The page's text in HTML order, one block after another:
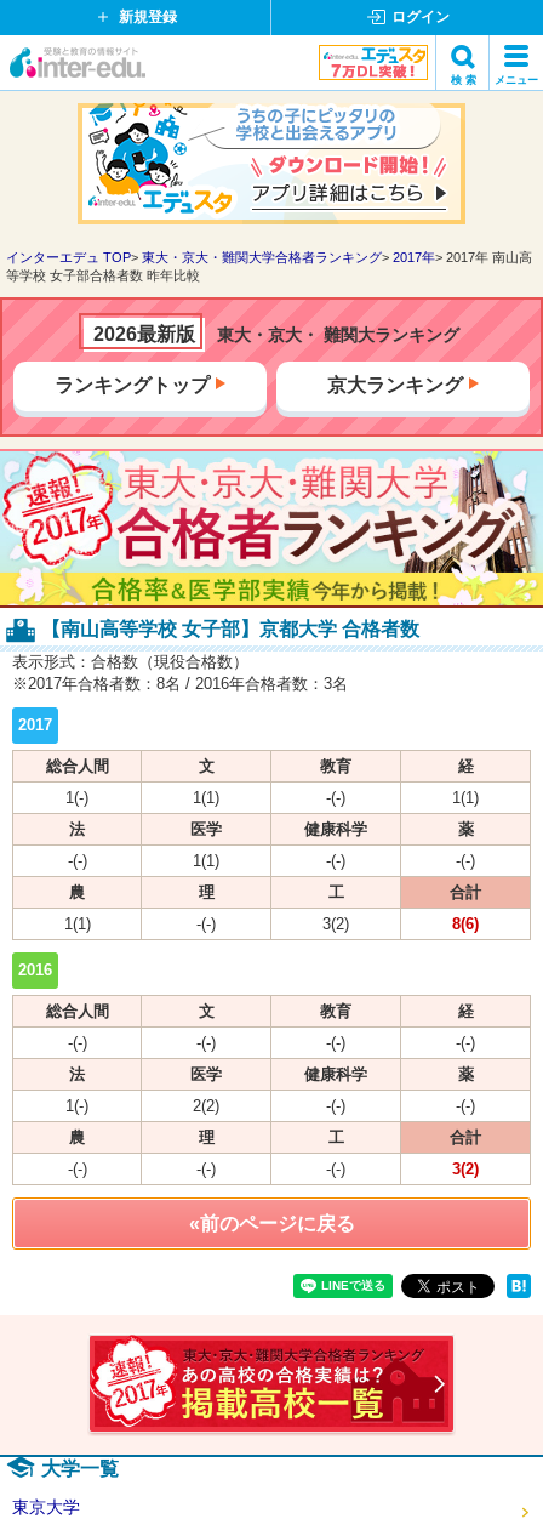
新規登録 ログイン
イ
ド
ッ
ト
検 索 メニュー
検索
インターエデュ TOP 東大・京大・難関大学合格者ランキング 2017年
2017年 南山高
等学校 女子部合格者数 昨年比較
2026最新版 東大・京大・ 難関大ランキング
ランキングトップ 京大ランキング
【南山高等学校 女子部】京都大学 合格者数
表示形式：合格数（現役合格数）
※2017年合格者数：8名 / 2016年合格者数：3名
2017
総合人間 文 教育
経
1(-)
1(1) -(-)
1(1)
法
医学 健康科学
薬
-(-)
1(1) -(-)
-(-)
農
理 工
合計
1(1)
-(-) 3(2) 8(6)
2016
総合人間 文 教育
経
-(-)
-(-) -(-)
-(-)
法
医学 健康科学
薬
1(-)
2(2) -(-)
-(-)
農
理 工
合計
-(-)
-(-) -(-) 3(2)
«前のページに戻る
大学一覧
東京大学